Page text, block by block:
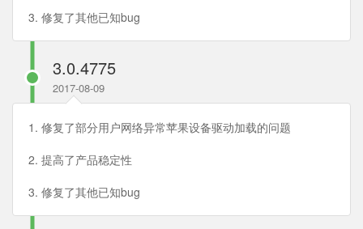
3. 修复了其他已知bug
3.0.4775
2017-08-09
1. 修复了部分用户网络异常苹果设备驱动加载的问题
2. 提高了产品稳定性
3. 修复了其他已知bug